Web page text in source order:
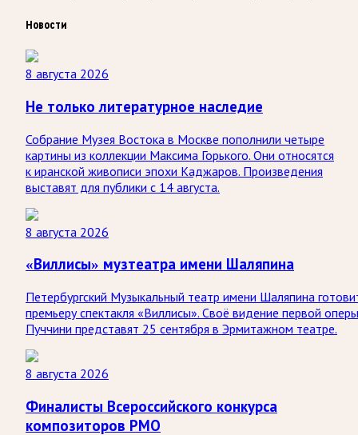
Новости
8 августа 2026
Не только литературное наследие
Собрание Музея Востока в Москве пополнили четыре
картины из коллекции Максима Горького. Они относятся
к иранской живописи эпохи Каджаров. Произведения
выставят для публики с 14 августа.
8 августа 2026
«Виллисы» музтеатра имени Шаляпина
Петербургский Музыкальный театр имени Шаляпина
премьеру спектакля «Виллисы». Своё видение первой оперы
Пуччини представят 25 сентября в Эрмитажном театре.
8 августа 2026
Финалисты Всероссийского конкурса
композиторов РМО